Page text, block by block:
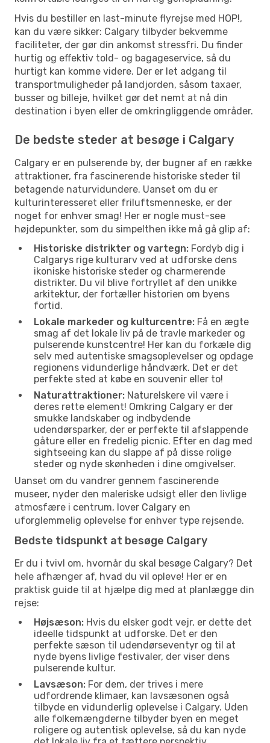
Hvis du bestiller en last-minute flyrejse med HOP!,
kan du være sikker: Calgary tilbyder bekvemme
faciliteter, der gør din ankomst stressfri. Du finder
hurtig og effektiv told- og bagageservice, så du
hurtigt kan komme videre. Der er let adgang til
transportmuligheder på landjorden, såsom taxaer,
busser og billeje, hvilket gør det nemt at nå din
destination i byen eller de omkringliggende områder.
De bedste steder at besøge i Calgary
Calgary er en pulserende by, der bugner af en række
attraktioner, fra fascinerende historiske steder til
betagende naturvidundere. Uanset om du er
kulturinteresseret eller friluftsmenneske, er der
noget for enhver smag! Her er nogle must-see
højdepunkter, som du simpelthen ikke må gå glip af:
Historiske distrikter og vartegn: Fordyb dig i
Calgarys rige kulturarv ved at udforske dens
ikoniske historiske steder og charmerende
distrikter. Du vil blive fortryllet af den unikke
arkitektur, der fortæller historien om byens
fortid.
Lokale markeder og kulturcentre: Få en ægte
smag af det lokale liv på de travle markeder og
pulserende kunstcentre! Her kan du forkæle dig
selv med autentiske smagsoplevelser og opdage
regionens vidunderlige håndværk. Det er det
perfekte sted at købe en souvenir eller to!
Naturattraktioner: Naturelskere vil være i
deres rette element! Omkring Calgary er der
smukke landskaber og indbydende
udendørsparker, der er perfekte til afslappende
gåture eller en fredelig picnic. Efter en dag med
sightseeing kan du slappe af på disse rolige
steder og nyde skønheden i dine omgivelser.
Uanset om du vandrer gennem fascinerende
museer, nyder den maleriske udsigt eller den livlige
atmosfære i centrum, lover Calgary en
uforglemmelig oplevelse for enhver type rejsende.
Bedste tidspunkt at besøge Calgary
Er du i tvivl om, hvornår du skal besøge Calgary? Det
hele afhænger af, hvad du vil opleve! Her er en
praktisk guide til at hjælpe dig med at planlægge din
rejse:
Højsæson: Hvis du elsker godt vejr, er dette det
ideelle tidspunkt at udforske. Det er den
perfekte sæson til udendørseventyr og til at
nyde byens livlige festivaler, der viser dens
pulserende kultur.
Lavsæson: For dem, der trives i mere
udfordrende klimaer, kan lavsæsonen også
tilbyde en vidunderlig oplevelse i Calgary. Uden
alle folkemængderne tilbyder byen en meget
roligere og autentisk oplevelse, så du kan nyde